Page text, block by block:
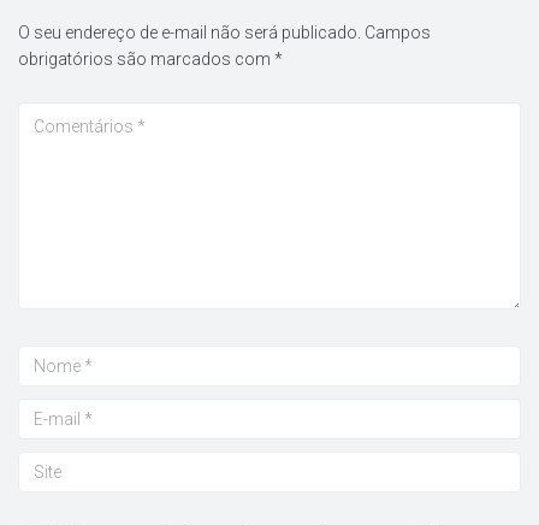
O seu endereço de e-mail não será publicado. Campos
obrigatórios são marcados com *